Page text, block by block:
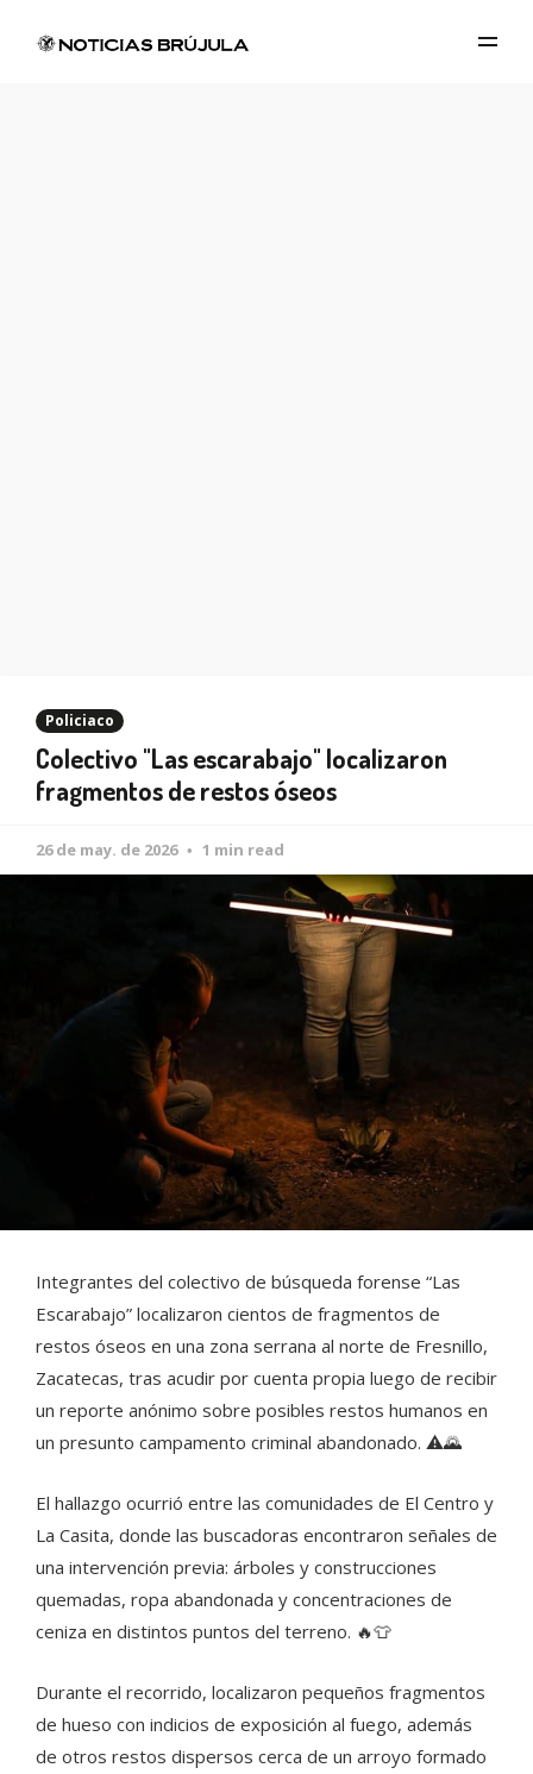
Policiaco
Colectivo "Las escarabajo" localizaron
fragmentos de restos óseos
26 de may. de 2026 1 min read
Integrantes del colectivo de búsqueda forense “Las
Escarabajo” localizaron cientos de fragmentos de
restos óseos en una zona serrana al norte de Fresnillo,
Zacatecas, tras acudir por cuenta propia luego de recibir
un reporte anónimo sobre posibles restos humanos en
un presunto campamento criminal abandonado. ⚠️🌄
El hallazgo ocurrió entre las comunidades de El Centro y
La Casita, donde las buscadoras encontraron señales de
una intervención previa: árboles y construcciones
quemadas, ropa abandonada y concentraciones de
ceniza en distintos puntos del terreno. 🔥👕
Durante el recorrido, localizaron pequeños fragmentos
de hueso con indicios de exposición al fuego, además
de otros restos dispersos cerca de un arroyo formado